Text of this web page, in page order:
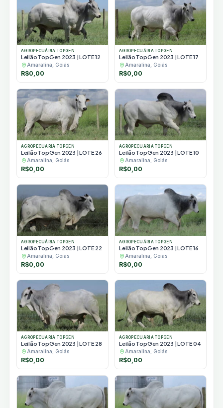
AGROPECUÁRIA TOPGEN
Leilão TopGen 2023 | LOTE 12
Amaralina, Goiás
R$0,00
AGROPECUÁRIA TOPGEN
Leilão TopGen 2023 | LOTE 17
Amaralina, Goiás
R$0,00
AGROPECUÁRIA TOPGEN
Leilão TopGen 2023 | LOTE 26
Amaralina, Goiás
R$0,00
AGROPECUÁRIA TOPGEN
Leilão TopGen 2023 | LOTE 10
Amaralina, Goiás
R$0,00
AGROPECUÁRIA TOPGEN
Leilão TopGen 2023 | LOTE 22
Amaralina, Goiás
R$0,00
AGROPECUÁRIA TOPGEN
Leilão TopGen 2023 | LOTE 16
Amaralina, Goiás
R$0,00
AGROPECUÁRIA TOPGEN
Leilão TopGen 2023 | LOTE 28
Amaralina, Goiás
R$0,00
AGROPECUÁRIA TOPGEN
Leilão TopGen 2023 | LOTE 04
Amaralina, Goiás
R$0,00